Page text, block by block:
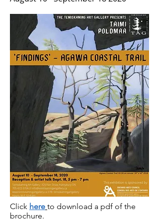
Click here to download a pdf of the
brochure.